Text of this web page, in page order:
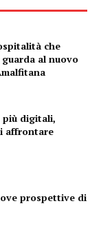
che
al nuovo
più digitali,
affrontare
prospettive di